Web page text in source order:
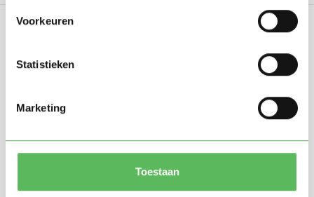
Voorkeuren
Statistieken
Marketing
Toestaan
in 2017, bedoeld om ouders, oppassers en
brengen.